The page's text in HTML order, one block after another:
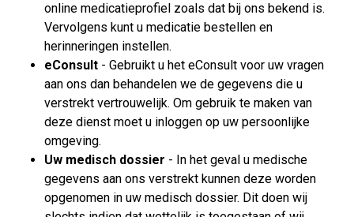
online medicatieprofiel zoals dat bij ons bekend is.
Vervolgens kunt u medicatie bestellen en
herinneringen instellen.
eConsult - Gebruikt u het eConsult voor uw vragen
aan ons dan behandelen we de gegevens die u
verstrekt vertrouwelijk. Om gebruik te maken van
deze dienst moet u inloggen op uw persoonlijke
omgeving.
Uw medisch dossier - In het geval u medische
gegevens aan ons verstrekt kunnen deze worden
opgenomen in uw medisch dossier. Dit doen wij